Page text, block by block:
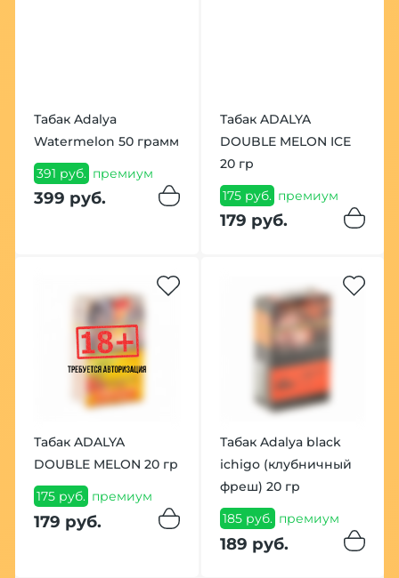
Табак Adalya
Watermelon 50 грамм
391 руб. премиум
399 руб.
Табак ADALYA
DOUBLE MELON ICE
20 гр
175 руб. премиум
179 руб.
Табак ADALYA
DOUBLE MELON 20 гр
175 руб. премиум
179 руб.
Табак Adalya black
ichigo (клубничный
фреш) 20 гр
185 руб. премиум
189 руб.